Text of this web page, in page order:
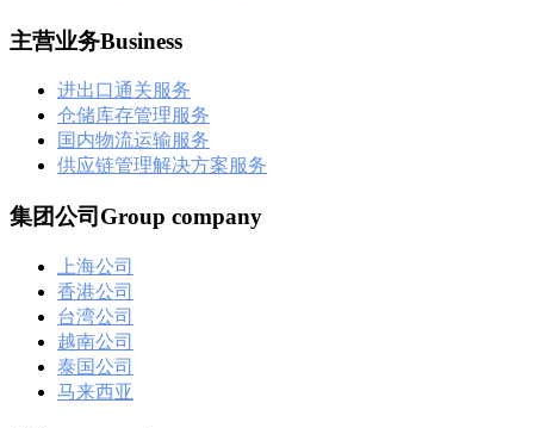
主营业务Business
进出口通关服务
仓储库存管理服务
国内物流运输服务
供应链管理解决方案服务
集团公司Group company
上海公司
香港公司
台湾公司
越南公司
泰国公司
马来西亚